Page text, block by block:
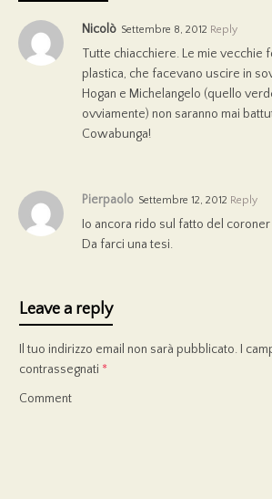
Nicolò Settembre 8, 2012 Reply
Tutte chiacchiere. Le mie vecchie
plastica, che facevano uscire in
Hogan e Michelangelo (quello
ovviamente) non saranno mai
Cowabunga!
Pierpaolo Settembre 12, 2012 Reply
Io ancora rido sul fatto del
Da farci una tesi.
Leave a reply
Il tuo indirizzo email non sarà pubblicato. I
contrassegnati *
Comment